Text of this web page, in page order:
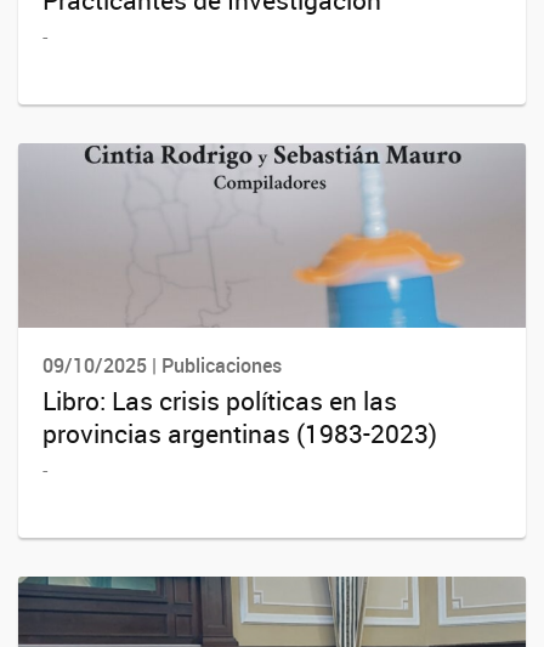
-
09/10/2025 | Publicaciones
Libro: Las crisis políticas en las
provincias argentinas (1983-2023)
-